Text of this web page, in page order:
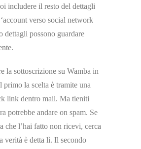
includere il resto del dettagli
verso social network
dettagli possono guardare
la sottoscrizione su Wamba in
primo la scelta è tramite una
link dentro mail. Ma tieniti
potrebbe andare on spam. Se
che l’hai fatto non ricevi, cerca
verità è detta lì. Il secondo